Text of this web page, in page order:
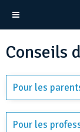
Conseils
Pour les
Pour les